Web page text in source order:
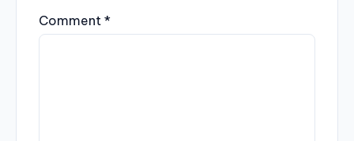
Comment *